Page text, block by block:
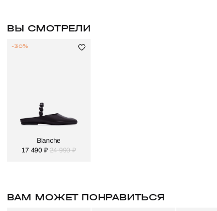
ВЫ СМОТРЕЛИ
Blanche
17 490 ₽ 24 990 ₽
-30%
ВАМ МОЖЕТ ПОНРАВИТЬСЯ